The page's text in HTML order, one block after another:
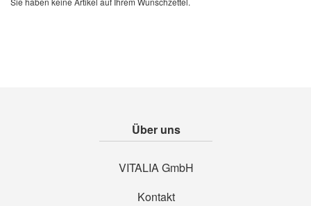
Über uns
VITALIA GmbH
Kontakt